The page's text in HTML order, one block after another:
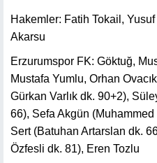
Hakemler: Fatih Tokail,
Akarsu
Erzurumspor FK: Göktuğ,
Mustafa Yumlu, Orhan
Gürkan Varlık dk. 90+2),
66), Sefa Akgün
Sert (Batuhan Artarslan dk.
Özfesli dk. 81), Eren Tozlu